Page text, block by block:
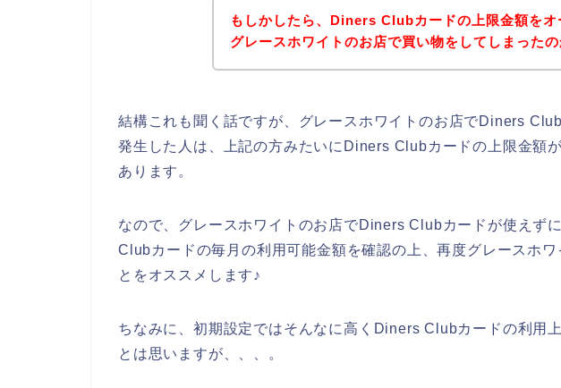
もしかしたら、Diners Clubカードの上限金額をオ
グレースホワイトのお店で買い物をしてしまったの
結構これも聞く話ですが、グレースホワイトのお店でDiners
発生した人は、上記の方みたいにDiners Clubカードの上限金額
あります。
なので、グレースホワイトのお店でDiners Clubカードが使えず
Clubカードの毎月の利用可能金額を確認の上、再度グレースホワ
とをオススメします♪
ちなみに、初期設定ではそんなに高くDiners Clubカードの利用
とは思いますが、、、。